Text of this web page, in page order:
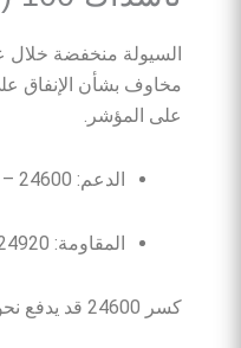
السيولة منخفضة خلال
مخاوف بشأن الإنفاق
على المؤشر.
الدعم: 24600 – 24200
المقاومة: 24920 – 25420
كسر 24600 قد يدفع نحو 24200.